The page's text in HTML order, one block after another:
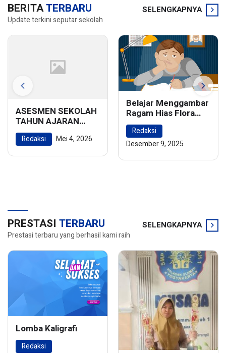
BERITATERBARU
Update terkini seputar sekolah
SELENGKAPNYA
ASESMEN SEKOLAH
TAHUN AJARAN
2025/2026
Redaksi Mei 4, 2026
Belajar Menggambar
Ragam Hias Flora
dan Fauna:
Menghidupkan
Keindahan Alam
Redaksi
Desember 9, 2025
PRESTASI TERBARU
Prestasi terbaru yang berhasil kami raih
SELENGKAPNYA
Lomba Kaligrafi
Redaksi